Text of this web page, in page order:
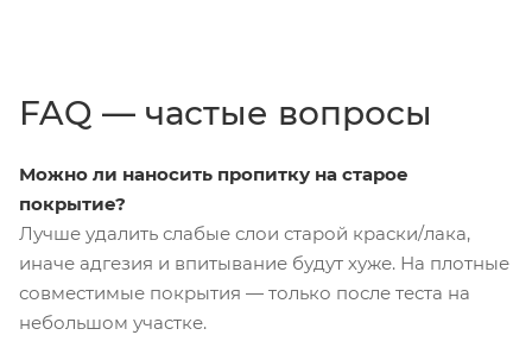
FAQ — частые вопросы
Можно ли наносить пропитку на старое
покрытие?
Лучше удалить слабые слои старой краски/лака,
иначе адгезия и впитывание будут хуже. На плотные
совместимые покрытия — только после теста на
небольшом участке.